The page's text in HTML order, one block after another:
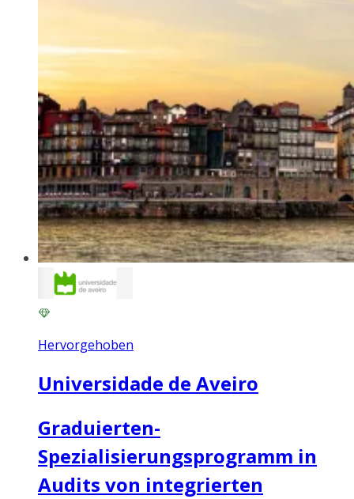
Hervorgehoben
Universidade de Aveiro
Graduierten-
Spezialisierungsprogramm in
Audits von integrierten